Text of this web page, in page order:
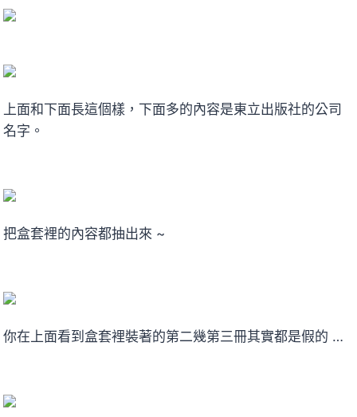
上面和下面長這個樣，下面多的內容是東立出版社的公司
名字。
把盒套裡的內容都抽出來 ~
你在上面看到盒套裡裝著的第二幾第三冊其實都是假的 …